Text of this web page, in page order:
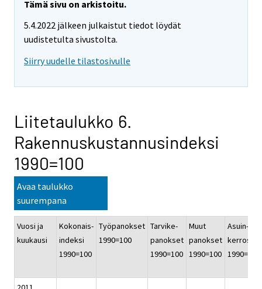
Tämä sivu on arkistoitu.
5.4.2022 jälkeen julkaistut tiedot löydät
uudistetulta sivustolta.
Siirry uudelle tilastosivulle
Liitetaulukko 6.
Rakennuskustannusindeksi
1990=100
Avaa taulukko
suurempana
Vuosi ja
kuukausi
Kokonais-
indeksi
1990=100
Työpanokset
1990=100
Tarvike-
panokset
1990=100
Muut
panokset
1990=100
Asuin-
1990=100